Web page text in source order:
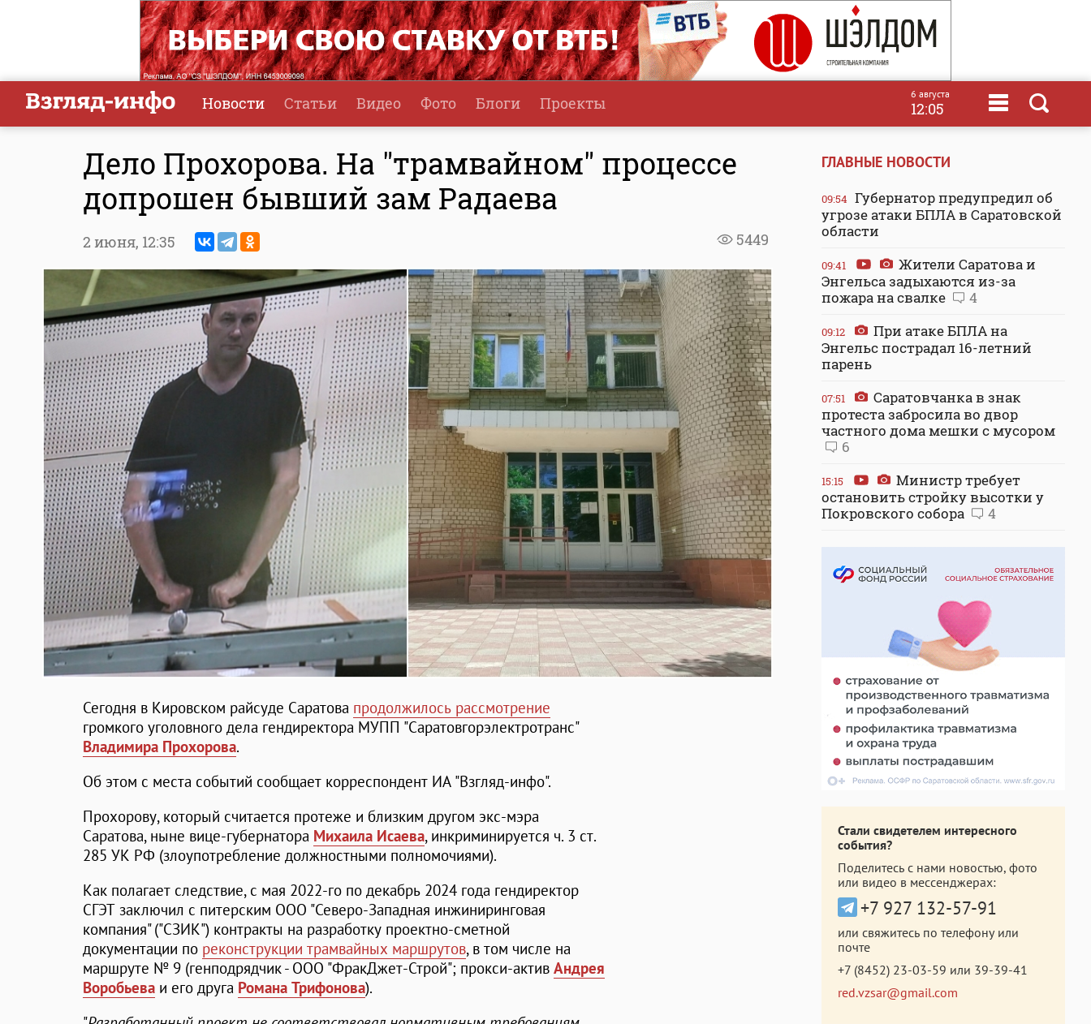
Новости Статьи Видео Фото Блоги Проекты 6 августа
12:05
Дело Прохорова. На "трамвайном" процессе
допрошен бывший зам Радаева
5449
2 июня, 12:35
Сегодня в Кировском райсуде Саратова продолжилось рассмотрение
громкого уголовного дела гендиректора МУПП "Саратовгорэлектротранс"
Владимира Прохорова.
Об этом с места событий сообщает корреспондент ИА "Взгляд-инфо".
Прохорову, который считается протеже и близким другом экс-мэра
Саратова, ныне вице-губернатора Михаила Исаева, инкриминируется ч. 3 ст.
285 УК РФ (злоупотребление должностными полномочиями).
Как полагает следствие, с мая 2022-го по декабрь 2024 года гендиректор
СГЭТ заключил с питерским ООО "Северо-Западная инжиниринговая
компания" ("СЗИК") контракты на разработку проектно-сметной
документации по реконструкции трамвайных маршрутов, в том числе на
маршруте № 9 (генподрядчик - ООО "ФракДжет-Строй"; прокси-актив Андрея
Воробьева и его друга Романа Трифонова).
ГЛАВНЫЕ НОВОСТИ
09:54 Губернатор предупредил об
угрозе атаки БПЛА в Саратовской
области
09:41
Жители Саратова и
Энгельса задыхаются из-за
пожара на свалке
4
09:12
При атаке БПЛА на
Энгельс пострадал 16-летний
парень
07:51
Саратовчанка в знак
протеста забросила во двор
частного дома мешки с мусором
6
15:15
Министр требует
остановить стройку высотки у
Покровского собора
4
Стали свидетелем интересного
события?
Поделитесь с нами новостью, фото
или видео в мессенджерах:
+7 927 132-57-91
или свяжитесь по телефону или
почте
+7 (8452) 23-03-59 или 39-39-41
red.vzsar@gmail.com